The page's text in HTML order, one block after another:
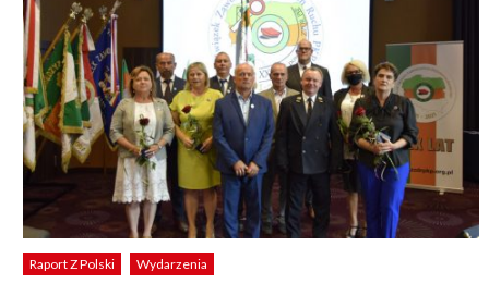
Raport Z Polski Wydarzenia